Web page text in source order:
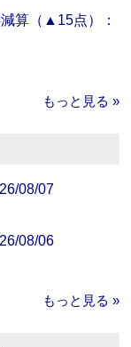
算（▲15点）：
もっと見る »
08/07
08/06
もっと見る »